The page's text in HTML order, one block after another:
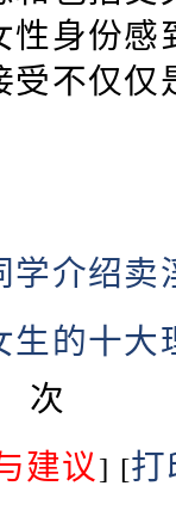
性身份
受不仅
学介绍
生的十
次
建议 ] [打